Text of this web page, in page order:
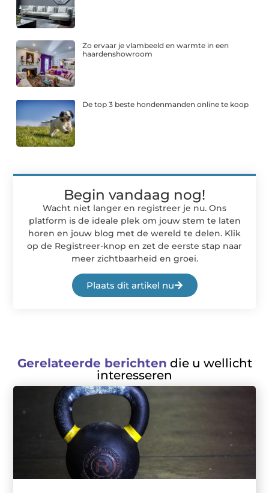
Zo ervaar je vlambeeld en warmte in een
haardenshowroom
De top 3 beste hondenmanden online te koop
Begin vandaag nog!
Wacht niet langer en registreer je nu. Ons
platform is de ideale plek om jouw stem te laten
horen en jouw blog met de wereld te delen. Klik
op de Registreer-knop en zet de eerste stap naar
meer zichtbaarheid en groei.
Plaats dit artikel nu
Gerelateerde berichten die u wellicht
interesseren